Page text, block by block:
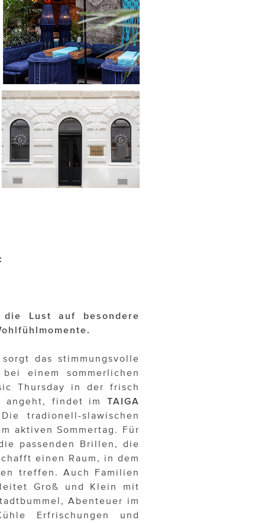
Lust auf besondere
das stimmungsvolle
einem sommerlichen
Thursday in der frisch
angeht, findet im TAIGA
tradionell-slawischen
aktiven Sommertag. Für
passenden Brillen, die
einen Raum, in dem
treffen. Auch Familien
Groß und Klein mit
Abenteuer im
Erfrischungen und